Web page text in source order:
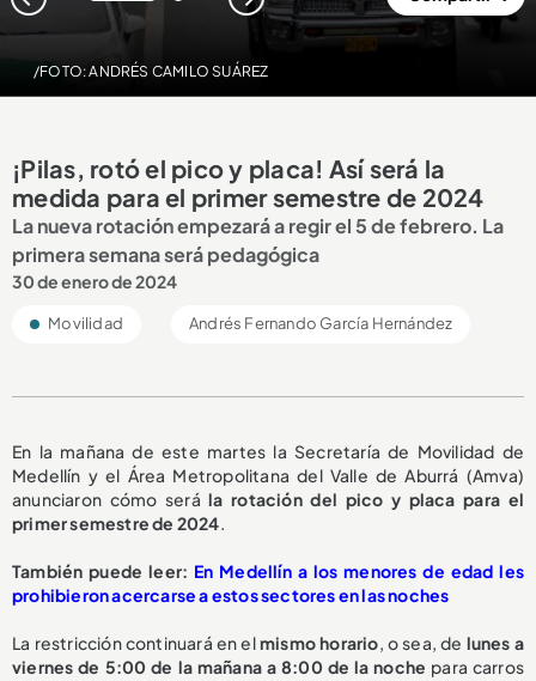
/FOTO: ANDRÉS CAMILO SUÁREZ
¡Pilas, rotó el pico y placa! Así será la
medida para el primer semestre de 2024
La nueva rotación empezará a regir el 5 de febrero. La
primera semana será pedagógica
30 de enero de 2024
Movilidad Andrés Fernando García Hernández
En la mañana de este martes la Secretaría de Movilidad de
Medellín y el Área Metropolitana del Valle de Aburrá (Amva)
anunciaron cómo será la rotación del pico y placa para el
primer semestre de 2024.
También puede leer: En Medellín a los menores de edad les
prohibieron acercarse a estos sectores en las noches
La restricción continuará en elmismo horario, o sea, de lunes a
viernes de 5:00 de la mañana a 8:00 de la noche para carros